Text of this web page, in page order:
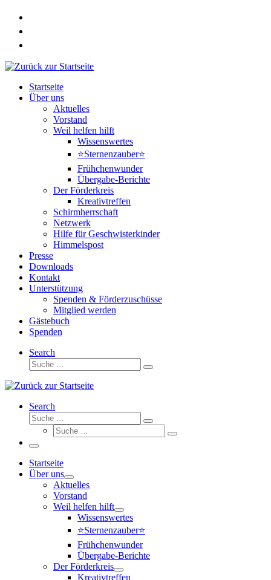
Zum
springen
Startseite
Über uns
Aktuelles
Vorstand
Weil helfen hilft
Wissenswertes
⭐Sternenzauber⭐
Frühchenwunder
Übergabe-Berichte
Der Förderkreis
Kreativtreffen
Schirmherrschaft
Netzwerk
Hilfe für Geschwisterkinder
Himmelspost
Presse
Downloads
Kontakt
Unterstützung
Spenden & Förderzuschüsse
Mitglied werden
Gästebuch
Spenden
Search
Suche
Suche
Search
Suche
Suche
Suche
Suche
Menü
Startseite
Über uns
Aktuelles
Vorstand
Weil helfen hilft
Wissenswertes
⭐Sternenzauber⭐
Frühchenwunder
Übergabe-Berichte
Der Förderkreis
Kreativtreffen